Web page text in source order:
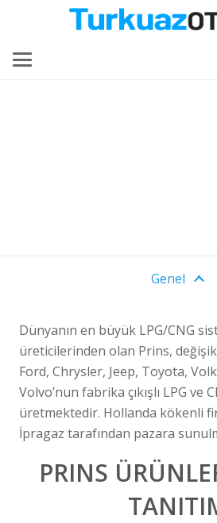
Genel
Dünyanın en büyük LPG/CNG
üreticilerinden olan Prins,
Ford, Chrysler, Jeep, Toyota,
Volvo’nun fabrika çıkışlı LPG ve
üretmektedir. Hollanda kökenli
İpragaz tarafından pazara
PRINS